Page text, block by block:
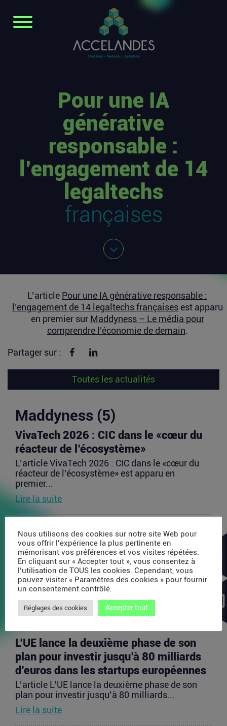
Pour une IA
générative
responsable :
l’engagement de 14
legaltechs
françaises
L’article Pour une IA générative responsable :
l’engagement de 14 legaltechs françaisesest apparu
en premier sur Maddyness – Le média pour
comprendre l’économie de demain.
Partager sur : Partager sur Facebook
Toutes les actualités
Maddyness (5)
VivaTech 2026 : CIC dans le «cœur du
réacteur de l’écosystème»
L’article VivaTech 2026 : CIC dans le «cœur du
réacteur de l’écosystème» est apparu en
premier...
Lire la suite
Après AMI Labs, Yann LeCun veut
lancer un fonds de 200 millions d’euros
dédié à l’IA
L’article Après AMI Labs, Yann LeCun veut lancer
un fonds de 200 millions d’euros dédié à l’IA
est...
Lire la suite
L’UE lance la deuxième phase de son
plan pour investir jusqu’à 80 milliards
d’euros dans les startups européennes
L’article L’UE lance la deuxième phase de son
plan pour investir jusqu’à 80 milliards...
Lire la suite
Nous utilisons des cookies sur notre site Web pour
vous offrir l’expérience la plus pertinente en
mémorisant vos préférences et vos visites répétées.
En cliquant sur « Accepter tout », vous consentez à
l’utilisation de TOUS les cookies. Cependant, vous
pouvez visiter « Paramètres des cookies » pour fournir
un consentement contrôlé.
Réglages des cookies Accepter tout